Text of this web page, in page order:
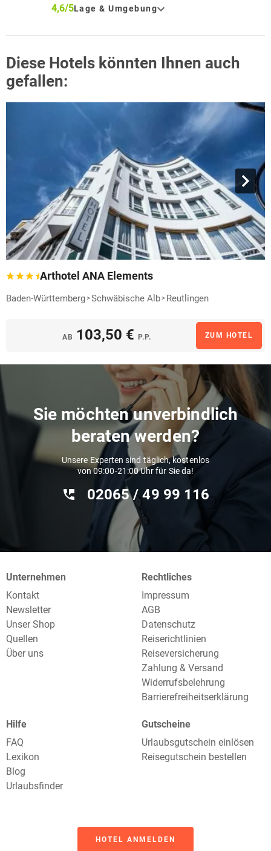
4,6/5Lage & Umgebung
Diese Hotels könnten Ihnen auch
gefallen:
Arthotel ANA Elements
Baden-Württemberg Schwäbische Alb Reutlingen
AB 103,50 € P.P. ZUM HOTEL
Sie möchten unverbindlich
beraten werden?
Unsere Experten sind täglich, kostenlos
von 09:00-21:00 Uhr für Sie da!
02065 / 49 ‌99 116
Unternehmen
Kontakt
Newsletter
Unser Shop
Quellen
Über uns
Rechtliches
Impressum
AGB
Datenschutz
Reiserichtlinien
Reiseversicherung
Zahlung & Versand
Widerrufsbelehrung
Barrierefreiheitserklärung
Hilfe
FAQ
Lexikon
Blog
Urlaubsfinder
Gutscheine
Urlaubsgutschein einlösen
Reisegutschein bestellen
HOTEL ANMELDEN